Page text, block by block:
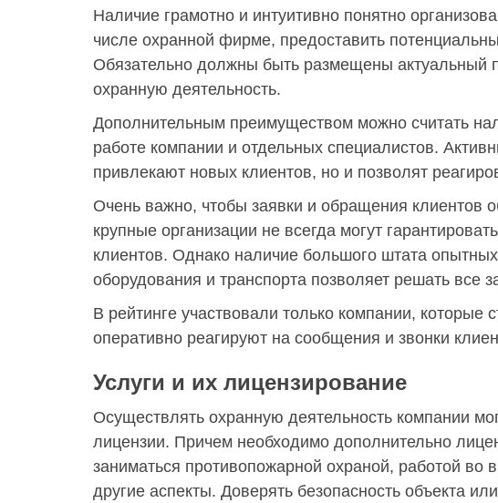
Наличие грамотно и интуитивно понятно
числе охранной фирме, предоставить
Обязательно должны быть размещены актуальный
охранную деятельность.
Дополнительным преимуществом можно считать
работе компании и отдельных специалистов.
привлекают новых клиентов, но и позволят
Очень важно, чтобы заявки и обращения клиентов
крупные организации не всегда могут
клиентов. Однако наличие большого штата
оборудования и транспорта позволяет решать все
В рейтинге участвовали только компании, которые
оперативно реагируют на сообщения и звонки
Услуги и их лицензирование
Осуществлять охранную деятельность компании
лицензии. Причем необходимо дополнительно
заниматься противопожарной охраной, работой
другие аспекты. Доверять безопасность объекта